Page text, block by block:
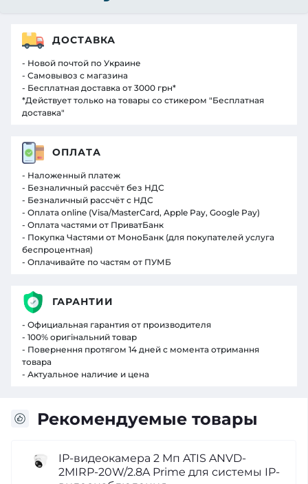
Рекомендуемые товары
IP-видеокамера 2 Мп ATIS ANVD-
2MIRP-20W/2.8A Prime для системы IP-
ДОСТАВКА
- Новой почтой по Украине
- Самовывоз с магазина
- Бесплатная доставка от 3000 грн*
*Действует только на товары со стикером "Бесплатная
доставка"
ОПЛАТА
- Наложенный платеж
- Безналичный рассчёт без НДС
- Безналичный рассчёт с НДС
- Оплата online (Visa/MasterCard, Apple Pay, Google Pay)
- Оплата частями от ПриватБанк
- Покупка Частями от МоноБанк (для покупателей услуга
беспроцентная)
- Оплачивайте по частям от ПУМБ
ГАРАНТИИ
- Официальная гарантия от производителя
- 100% оригінальний товар
- Повернення протягом 14 дней с момента отримання
товара
- Актуальное наличие и цена